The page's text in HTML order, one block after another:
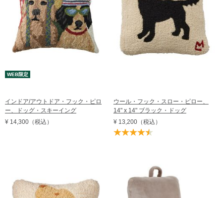
WEB限定
インドア/アウトドア・フック・ピロ
ー、ドッグ・スキーイング
¥ 14,300 （税込）
ウール・フック・スロー・ピロー、
14" x 14" ブラック・ドッグ
¥ 13,200（税込）